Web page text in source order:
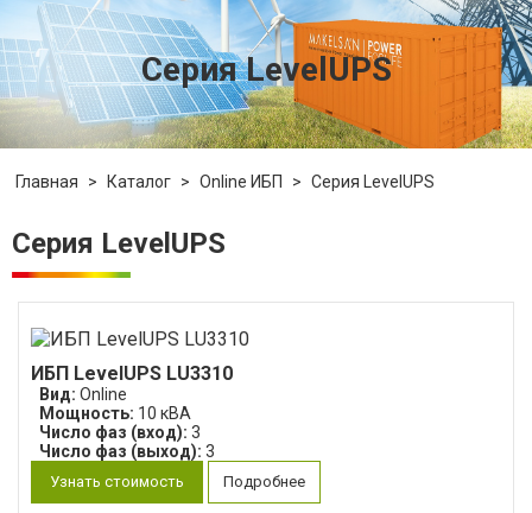
Серия LevelUPS
Главная > Каталог > Online ИБП > Серия LevelUPS
Серия LevelUPS
ИБП LevelUPS LU3310
Вид: Online
Мощность: 10 кВА
Число фаз (вход): 3
Число фаз (выход): 3
Узнать стоимость Подробнее